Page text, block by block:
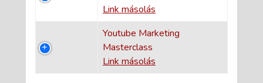
Link másolás
Youtube Marketing
Masterclass
Link másolás